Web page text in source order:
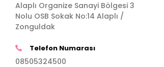
Alaplı Organize Sanayi Bölgesi 3
Nolu OSB Sokak No:14 Alaplı /
Zonguldak
Telefon Numarası
08505324500